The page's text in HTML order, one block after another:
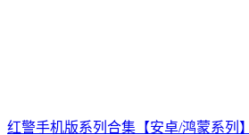
红警手机版系列合集【安卓/鸿蒙系列】